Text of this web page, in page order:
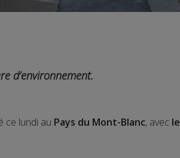
d’environnement.
ce lundi au Pays du Mont-Blanc, avec le